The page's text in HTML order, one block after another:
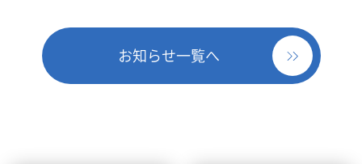
お知らせ一覧へ